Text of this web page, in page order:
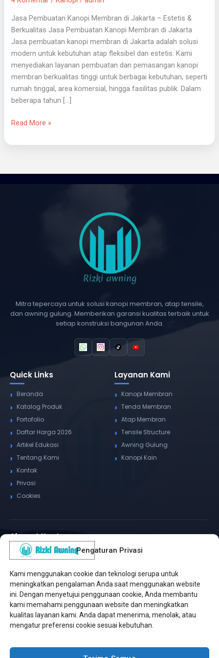
Pengaturan Privasi
Kami menggunakan cookie dan teknologi serupa untuk
meningkatkan pengalaman Anda saat menggunakan website
ini. Dengan menyetujui penggunaan cookie, Anda membantu
kami memahami penggunaan website dan meningkatkan
kualitas layanan kami. Anda dapat menerima, menolak, atau
mengatur preferensi cookie sesuai kebutuhan.
Jasa Pembuatan Kanopi Membran di Jakarta – Estetis &
Berkualitas Jasa Pembuatan Kanopi Membran di Jakarta
Jasa pembuatan kanopi membran di Jakarta adalah solusi
modern untuk kebutuhan atap fleksibel dan estetis. Kami
menyediakan layanan pembuatan dan pemasangan kanopi
membran berkualitas tinggi untuk berbagai kebutuhan, seperti
rumah tinggal, area komersial, hingga fasilitas publik. Dalam
beberapa tahun […]
Read More »
Mitra tepercaya untuk solusi kanopi membran, atap tensile,
dan awning gulung. Memberikan garansi kualitas terbaik untuk
setiap konstruksi bangunan Anda.
Quick Links
Beranda
Katalog Produk
Portofolio
Daftar Harga 2026
Artikel Edukasi
Tentang Kami
Kontak
Privasi
Cookies
Layanan Kami
Kanopi Membran
Tenda Membran
Atap Membran
Tensile Structure
Awning Gulung
Kanopi Kain
Alamat Kantor
✆ WhatsApp / Telepon
Pusat Sukabumi
Sukamanis, Kadudampit, Sukabumi
Cabang Jakarta
Kembangan, Jakarta Barat
Sektor A3, Tangerang Selatan